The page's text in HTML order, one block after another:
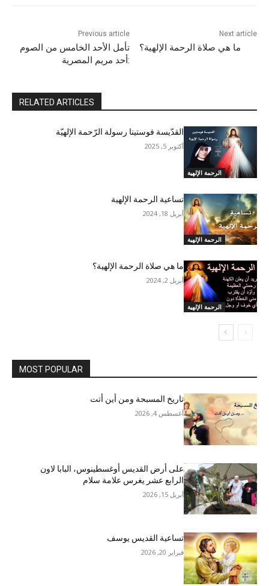
Previous article
تأمل الأحد الخامس من الصوم
:أحد مريم المصرية
Next article
ما هي صلاة الرحمة الإلهية؟
RELATED ARTICLES
الرحمة الإلهية
القدّيسة فوستينا رسولة الرّحمة الإلهيّة
أكتوبر 5, 2025
الرحمة الإلهية
تساعية الرحمة الإلهية
أبريل 18, 2024
الرحمة الإلهية
ما هي صلاة الرحمة الإلهية؟
أبريل 2, 2024
MOST POPULAR
تاريخ المسبحة ومن أين أتت
أغسطس 4, 2026
على أرض القديس أوغسطينوس، البابا لاون
الرابع عشر يغرس علامة سلام
أبريل 15, 2026
تساعية القديس يوسف
فبراير 20, 2026